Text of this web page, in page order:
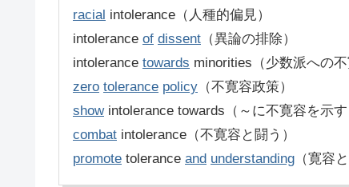
racial intolerance（人種的偏見）
intolerance of dissent （異論の排除）
intolerance towards minorities（少数派への不
zero tolerance policy （不寛容政策）
showintolerance towards（～に不寛容を示す
combat intolerance（不寛容と闘う）
promote tolerance and understanding （寛容